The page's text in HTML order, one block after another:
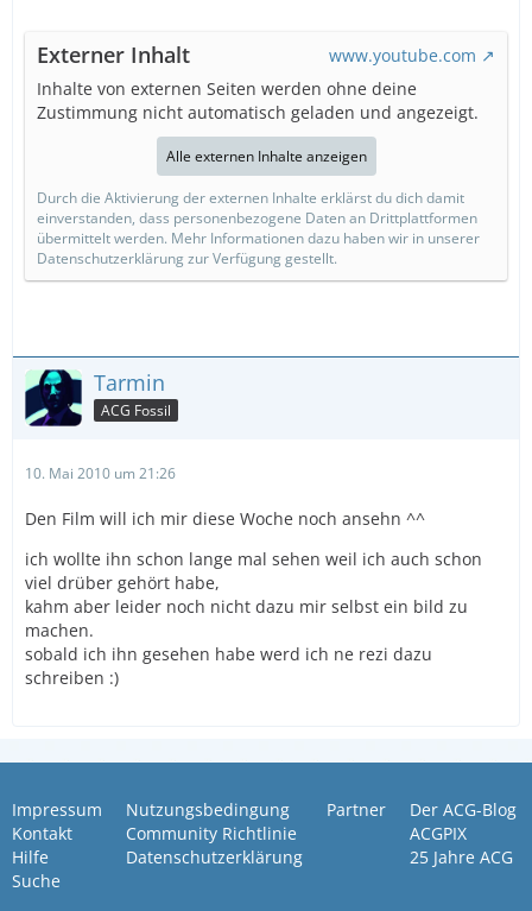
Externer Inhalt
www.youtube.com
Inhalte von externen Seiten werden ohne deine
Zustimmung nicht automatisch geladen und angezeigt.
Alle externen Inhalte anzeigen
Durch die Aktivierung der externen Inhalte erklärst du dich damit
einverstanden, dass personenbezogene Daten an Drittplattformen
übermittelt werden. Mehr Informationen dazu haben wir in unserer
Datenschutzerklärung zur Verfügung gestellt.
Tarmin
ACG Fossil
10. Mai 2010 um 21:26
Den Film will ich mir diese Woche noch ansehn ^^
ich wollte ihn schon lange mal sehen weil ich auch schon
viel drüber gehört habe,
kahm aber leider noch nicht dazu mir selbst ein bild zu
machen.
sobald ich ihn gesehen habe werd ich ne rezi dazu
schreiben :)
Impressum
Kontakt
Hilfe
Suche
Nutzungsbedingung
Community Richtlinie
Datenschutzerklärung
Partner
Der ACG-Blog
ACGPIX
25 Jahre ACG